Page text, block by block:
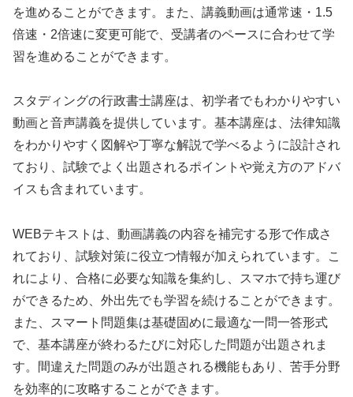
を進めることができます。また、講義動画は通常速・1.5
倍速・2倍速に変更可能で、受講者のペースに合わせて学
習を進めることができます。
スタディングの行政書士講座は、初学者でもわかりやすい
動画と音声講義を提供しています。基本講座は、法律知識
をわかりやすく図解や丁寧な解説で学べるように設計され
ており、試験でよく出題されるポイントや覚え方のアドバ
イスも含まれています。
WEBテキストは、動画講義の内容を補完する形で作成さ
れており、試験対策に役立つ情報が加えられています。こ
れにより、合格に必要な知識を集約し、スマホで持ち運び
ができるため、外出先でも学習を続けることができます。
また、スマート問題集は基礎固めに最適な一問一答形式
で、基本講座が終わるたびに対応した問題が出題されま
す。間違えた問題のみが出題される機能もあり、苦手分野
を効率的に攻略することができます。